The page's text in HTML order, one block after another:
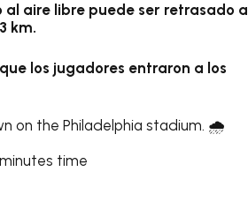
aire libre puede ser retrasado al
km.
los jugadores entraron a los
on the Philadelphia stadium. 🌧️
time